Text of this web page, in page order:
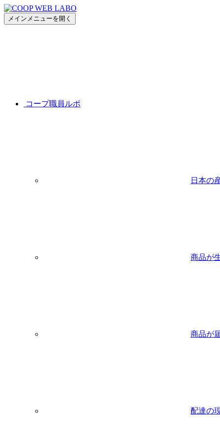
メインメニューを開く
コープ職員ルポ
日本の
商品が
商品が
配達の